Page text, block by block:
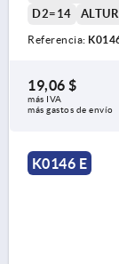
D2=14
Referencia:
19,06 $
más IVA
más gastos de envío
K0146 E